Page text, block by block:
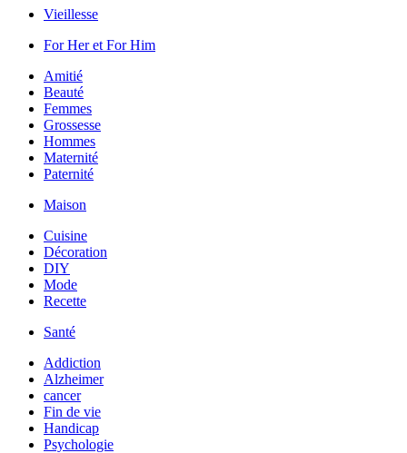
Vieillesse
For Her et For Him
Amitié
Beauté
Femmes
Grossesse
Hommes
Maternité
Paternité
Maison
Cuisine
Décoration
DIY
Mode
Recette
Santé
Addiction
Alzheimer
cancer
Fin de vie
Handicap
Psychologie